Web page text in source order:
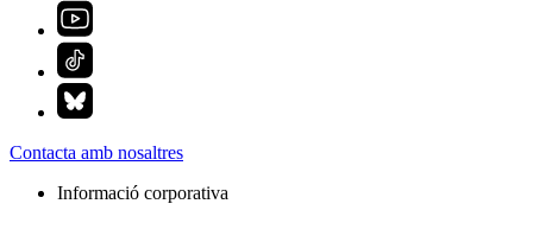
Contacta amb nosaltres
Informació corporativa